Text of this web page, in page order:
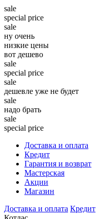
sale
special price
sale
ну очень
низкие цены
вот дешево
sale
special price
sale
дешевле уже не будет
sale
надо брать
sale
special price
Доставка и оплата
Кредит
Гарантия и возврат
Мастерская
Акции
Магазин
Доставка и оплата Кредит